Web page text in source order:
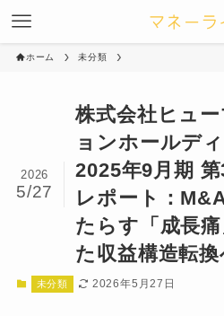
ホーム 未分類
株式会社ヒュ
ョンホールデ
2025年9月期
レポート：
たらす「成長
た収益構造転
2026
5/27
未分類 2026年5月27日